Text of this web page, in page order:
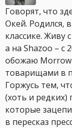
Говорят, что
Окей. Родился,
классике. Живу
а на Shazoo – с
обожаю
товарищами в
Горжусь тем,
(хоть и редких)
которые
в пересказ